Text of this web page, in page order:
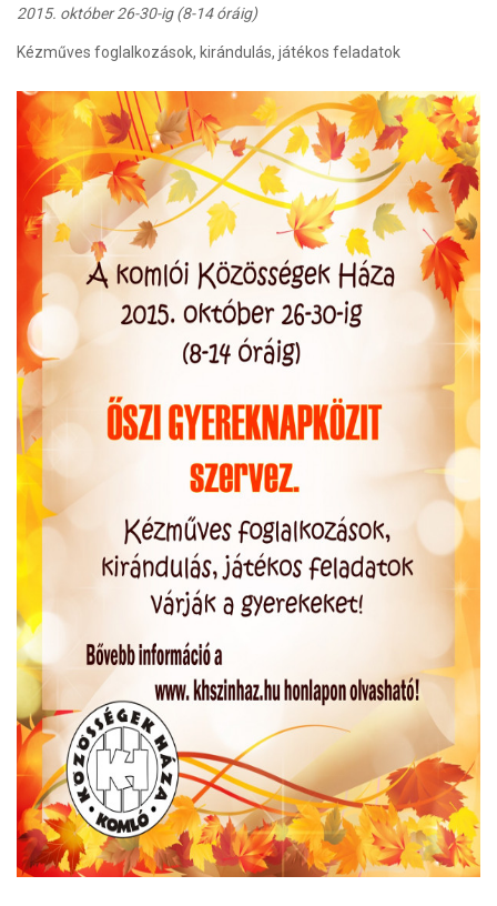
2015. október 26-30-ig (8-14 óráig)
Kézműves foglalkozások, kirándulás, játékos feladatok